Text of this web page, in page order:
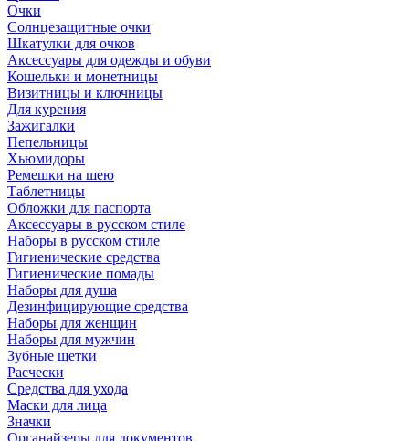
Очки
Солнцезащитные очки
Шкатулки для очков
Аксессуары для одежды и обуви
Кошельки и монетницы
Визитницы и ключницы
Для курения
Зажигалки
Пепельницы
Хьюмидоры
Ремешки на шею
Таблетницы
Обложки для паспорта
Аксессуары в русском стиле
Наборы в русском стиле
Гигиенические средства
Гигиенические помады
Наборы для душа
Дезинфицирующие средства
Наборы для женщин
Наборы для мужчин
Зубные щетки
Расчески
Средства для ухода
Маски для лица
Значки
Органайзеры для документов